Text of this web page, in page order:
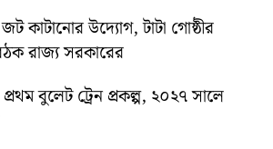
জট কাটানোর উদ্যোগ, টাটা গোষ্ঠীর
রাজ্য সরকারের
বুলেট ট্রেন প্রকল্প, ২০২৭ সালে